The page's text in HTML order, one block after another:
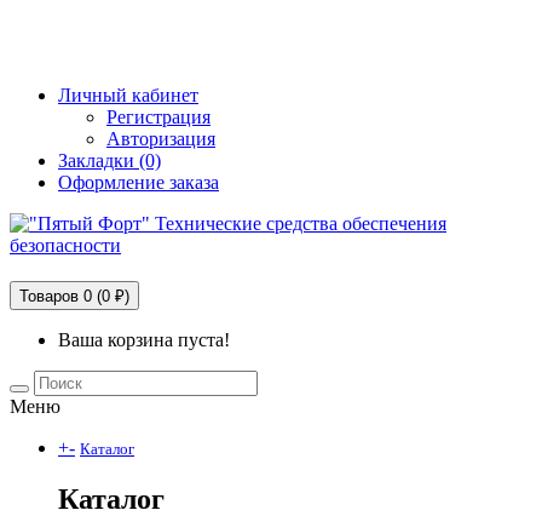
Личный кабинет
Регистрация
Авторизация
Закладки (0)
Оформление заказа
Товаров 0 (0 ₽)
Ваша корзина пуста!
Меню
+- Каталог
Каталог